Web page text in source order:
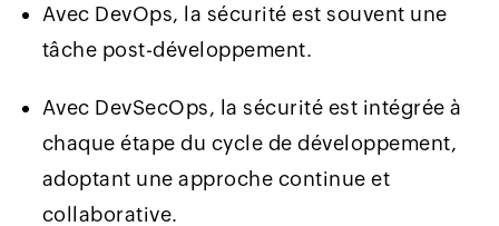
Avec DevOps, la sécurité est souvent une
tâche post-développement.
Avec DevSecOps, la sécurité est intégrée à
chaque étape du cycle de développement,
adoptant une approche continue et
collaborative.